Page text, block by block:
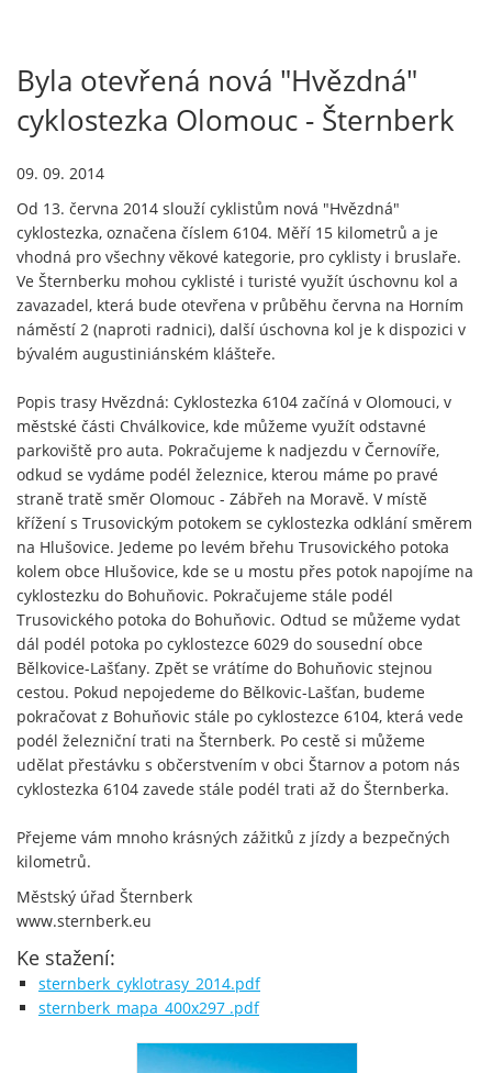
Byla otevřená nová "Hvězdná"
cyklostezka Olomouc - Šternberk
09. 09. 2014
Od 13. června 2014 slouží cyklistům nová "Hvězdná"
cyklostezka, označena číslem 6104. Měří 15 kilometrů a je
vhodná pro všechny věkové kategorie, pro cyklisty i bruslaře.
Ve Šternberku mohou cyklisté i turisté využít úschovnu kol a
zavazadel, která bude otevřena v průběhu června na Horním
náměstí 2 (naproti radnici), další úschovna kol je k dispozici v
bývalém augustiniánském klášteře.
Popis trasy Hvězdná: Cyklostezka 6104 začíná v Olomouci, v
městské části Chválkovice, kde můžeme využít odstavné
parkoviště pro auta. Pokračujeme k nadjezdu v Černovíře,
odkud se vydáme podél železnice, kterou máme po pravé
straně tratě směr Olomouc - Zábřeh na Moravě. V místě
křížení s Trusovickým potokem se cyklostezka odklání směrem
na Hlušovice. Jedeme po levém břehu Trusovického potoka
kolem obce Hlušovice, kde se u mostu přes potok napojíme na
cyklostezku do Bohuňovic. Pokračujeme stále podél
Trusovického potoka do Bohuňovic. Odtud se můžeme vydat
dál podél potoka po cyklostezce 6029 do sousední obce
Bělkovice-Lašťany. Zpět se vrátíme do Bohuňovic stejnou
cestou. Pokud nepojedeme do Bělkovic-Lašťan, budeme
pokračovat z Bohuňovic stále po cyklostezce 6104, která vede
podél železniční trati na Šternberk. Po cestě si můžeme
udělat přestávku s občerstvením v obci Štarnov a potom nás
cyklostezka 6104 zavede stále podél trati až do Šternberka.
Přejeme vám mnoho krásných zážitků z jízdy a bezpečných
kilometrů.
Městský úřad Šternberk
www.sternberk.eu
Ke stažení:
sternberk_cyklotrasy_2014.pdf
sternberk_mapa_400x297 .pdf